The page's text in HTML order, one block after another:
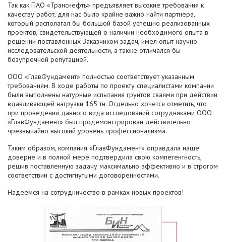
Так как ПАО «Транснефть» предъявляет высокие требования к
качеству работ, для нас было крайне важно найти партнера,
который располагал бы большой базой успешно реализованных
проектов, свидетельствующей о наличии необходимого опыта в
решении поставленных Заказчиком задач, имел опыт научно-
исследовательской деятельности, а также отличался бы
безупречной репутацией.
ООО «ГлавФундамент» полностью соответствует указанным
требованиям. В ходе работы по проекту специалистами компании
были выполнены натурные испытания грунтов сваями при действии
вдавливающей нагрузки 165 тн. Отдельно хочется отметить, что
при проведении данного вида исследований сотрудниками ООО
«ГлавФундамент» был продемонстрирован действительно
чрезвычайно высокий уровень профессионализма.
Таким образом, компания «ГлавФундамент» оправдала наше
доверие и в полной мере подтвердила свою компетентность,
решив поставленную задачу максимально эффективно и в строгом
соответствии с достигнутыми договоренностями.
Надеемся на сотрудничество в рамках новых проектов!